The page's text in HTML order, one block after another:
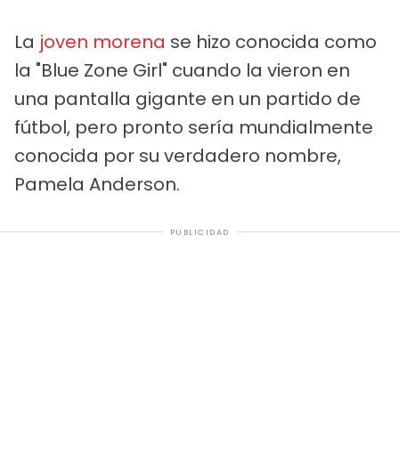
La joven morena se hizo conocida como
la "Blue Zone Girl" cuando la vieron en
una pantalla gigante en un partido de
fútbol, pero pronto sería mundialmente
conocida por su verdadero nombre,
Pamela Anderson.
PUBLICIDAD